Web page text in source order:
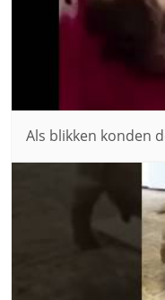
Als blikken konden